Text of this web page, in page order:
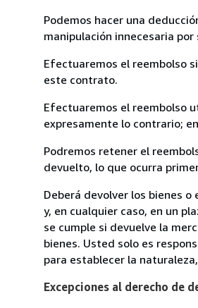
Podemos hacer una
manipulación innecesaria por
Efectuaremos el reembolso
este contrato.
Efectuaremos el reembolso
expresamente lo contrario;
Podremos retener el
devuelto, lo que ocurra
Deberá devolver los bienes
y, en cualquier caso, en un
se cumple si devuelve la
bienes. Usted solo es
para establecer la
Excepciones al derecho de